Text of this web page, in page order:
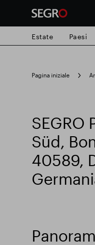
for
Responsabile
Parco
Estate Paesi
Pagina iniziale
SEGRO
Süd,
40589,